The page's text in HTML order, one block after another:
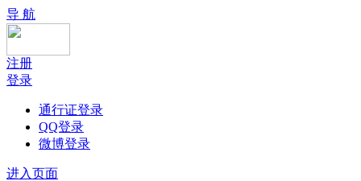
导 航
注册
登录
通行证登录
QQ登录
微博登录
进入页面